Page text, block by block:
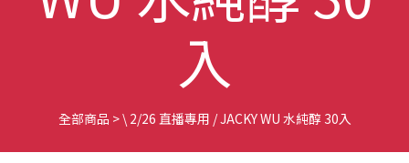
入
全部商品 >\ 2/26 直播專用 / JACKY WU 水純醇 30入